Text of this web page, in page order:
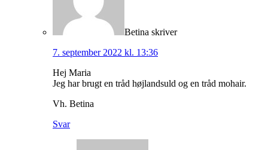
Betina skriver
7. september 2022 kl. 13:36
Hej Maria
Jeg har brugt en tråd højlandsuld og en tråd mohair.
Vh. Betina
Svar